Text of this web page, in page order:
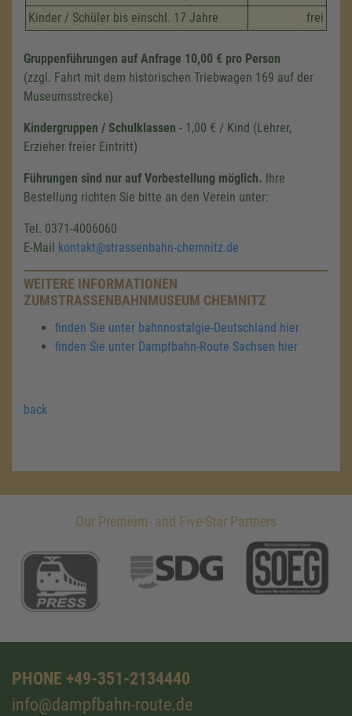
Kinder / Schüler bis einschl. 17 Jahre
frei
Gruppenführungen auf Anfrage 10,00 € pro Person
(zzgl. Fahrt mit dem historischen Triebwagen 169 auf der
Museumsstrecke)
Kindergruppen / Schulklassen - 1,00 € / Kind (Lehrer,
Erzieher freier Eintritt)
Führungen sind nur auf Vorbestellung möglich. Ihre
Bestellung richten Sie bitte an den Verein unter:
Tel. 0371-4006060
E-Mail kontakt@strassenbahn-chemnitz.de
WEITERE INFORMATIONEN
ZUMSTRASSENBAHNMUSEUM CHEMNITZ
finden Sie unter bahnnostalgie-Deutschland hier
finden Sie unter Dampfbahn-Route Sachsen hier
back
Our Premium- and Five-Star Partners
PHONE +49-351-2134440
info@dampfbahn-route.de